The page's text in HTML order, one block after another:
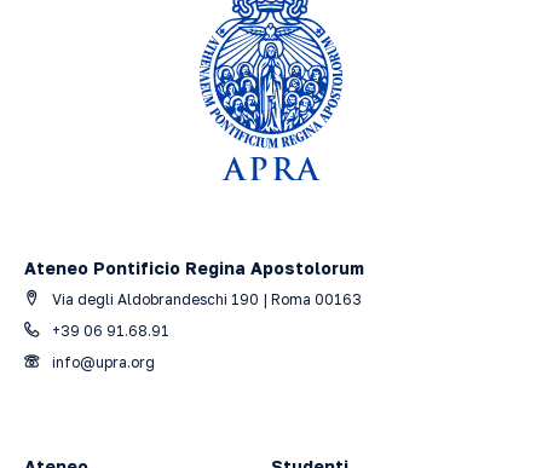
Ateneo Pontificio Regina Apostolorum
Via degli Aldobrandeschi 190 | Roma 00163
+39 06 91.68.91
info@upra.org